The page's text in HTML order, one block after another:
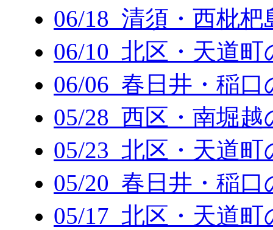
06/18 清須・西枇杷
06/10 北区・天道町
06/06 春日井・稲口
05/28 西区・南堀
05/23 北区・天道町
05/20 春日井・稲口
05/17 北区・天道町